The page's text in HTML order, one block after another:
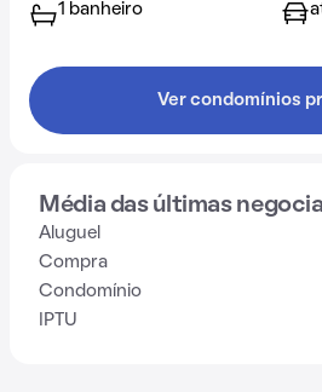
1 banheiro
Ver condomínios
Média das últimas
Aluguel
Compra
Condomínio
IPTU